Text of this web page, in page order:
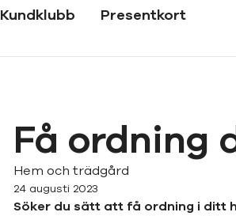
Kundklubb Presentkort
Få ordning
Hem och trädgård
24 augusti 2023
Söker du sätt att få ordning i ditt